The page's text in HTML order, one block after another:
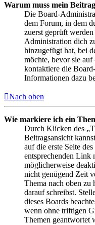
Warum muss mein
Die Board-
dem Forum, in dem
zuerst geprüft
Administration dich
hinzugefügt hat, bei
möchte, bevor sie
kontaktiere die
Informationen dazu
Nach oben
Wie markiere ich ein
Durch Klicken des
Beitragsansicht
auf die erste Seite
entsprechenden Link
möglicherweise
nicht genügend Zeit
Thema nach oben
darauf schreibst.
dieses Boards
wenn ohne triftigen
Themen geantwortet